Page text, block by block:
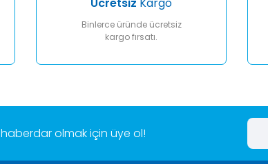
Gönder
Binlerce üründe ücretsiz
kargo fırsatı.
haberdar olmak için üye ol!